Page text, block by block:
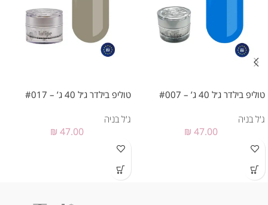
טוליפ בילדר ג׳ל 40 ג’ – #007
ג'ל בניה
₪ 47.00
טוליפ בילדר ג׳ל 40 ג’ – #017
ג'ל בניה
₪ 47.00